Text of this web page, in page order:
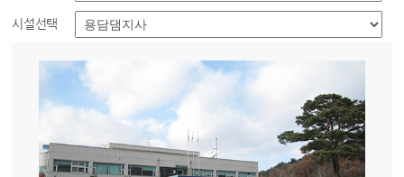
시설선택